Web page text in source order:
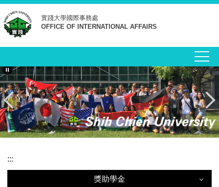
跳
到
主
要
容
區
實踐大學國際事務處
OFFICE OF INTERNATIONAL AFFAIRS
:::
獎助學金